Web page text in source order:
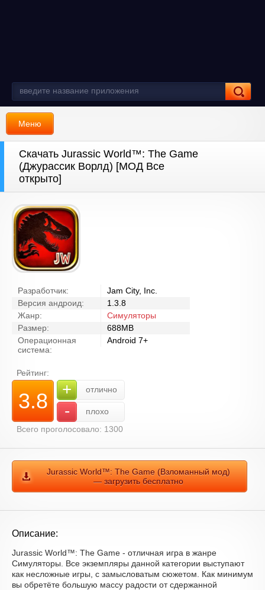
Меню
Скачать Jurassic World™: The Game
(Джурассик Ворлд) [МОД Все
открыто]
Разработчик:
Jam City, Inc.
Версия андроид:
1.3.8
Жанр:
Симуляторы
Размер:
688MB
Операционная
система:
Android 7+
Рейтинг:
3.8 + отлично
-
плохо
Всего проголосовало: 1300
Jurassic World™: The Game (Взломанный мод)
— загрузить бесплатно
Описание:
Jurassic World™: The Game - отличная игра в жанре
Симуляторы. Все экземпляры данной категории выступают
как несложные игры, с замысловатым сюжетом. Как минимум
вы обретёте большую массу радости от сдержанной